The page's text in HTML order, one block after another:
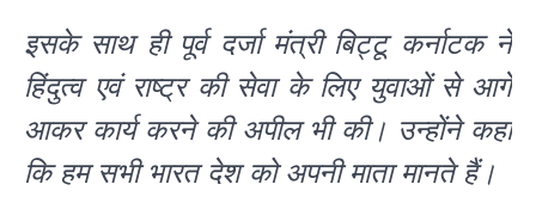
इसके साथ ही पूर्व दर्जा मंत्री बिट्टू कर्नाटक ने
हिंदुत्व एवं राष्ट्र की सेवा के लिए युवाओं से आगे
आकर कार्य करने की अपील भी की। उन्होंने कहा
कि हम सभी भारत देश को अपनी माता मानते हैं।